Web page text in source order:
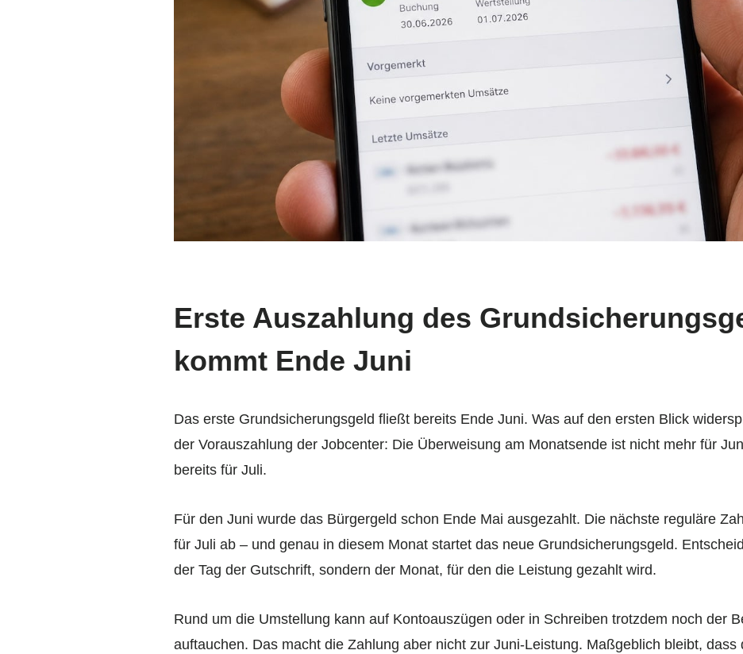
Erste Auszahlung des
kommt Ende Juni
Das erste Grundsicherungsgeld fließt bereits Ende Juni. Was auf den ersten Blick
der Vorauszahlung der Jobcenter: Die Überweisung am Monatsende ist nicht mehr für
bereits für Juli.
Für den Juni wurde das Bürgergeld schon Ende Mai ausgezahlt. Die nächste reguläre
für Juli ab – und genau in diesem Monat startet das neue Grundsicherungsgeld.
der Tag der Gutschrift, sondern der Monat, für den die Leistung gezahlt wird.
Rund um die Umstellung kann auf Kontoauszügen oder in Schreiben trotzdem noch der
auftauchen. Das macht die Zahlung aber nicht zur Juni-Leistung. Maßgeblich bleibt, dass